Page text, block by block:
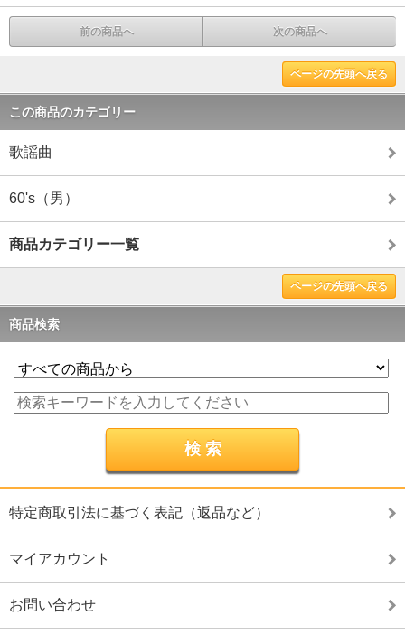
前の商品へ 次の商品へ
ページの先頭へ戻る
この商品のカテゴリー
歌謡曲
60's（男）
商品カテゴリー一覧
ページの先頭へ戻る
商品検索
特定商取引法に基づく表記（返品など）
マイアカウント
お問い合わせ